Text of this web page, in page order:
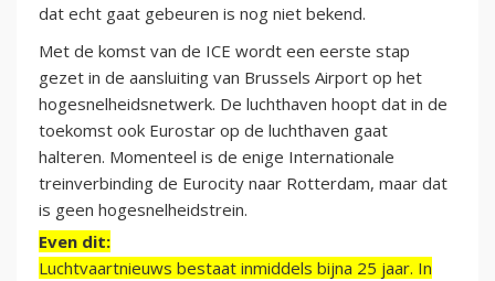
dat echt gaat gebeuren is nog niet bekend.
Met de komst van de ICE wordt een eerste stap
gezet in de aansluiting van Brussels Airport op het
hogesnelheidsnetwerk. De luchthaven hoopt dat in de
toekomst ook Eurostar op de luchthaven gaat
halteren. Momenteel is de enige Internationale
treinverbinding de Eurocity naar Rotterdam, maar dat
is geen hogesnelheidstrein.
Even dit:
Luchtvaartnieuws bestaat inmiddels bijna 25 jaar. In